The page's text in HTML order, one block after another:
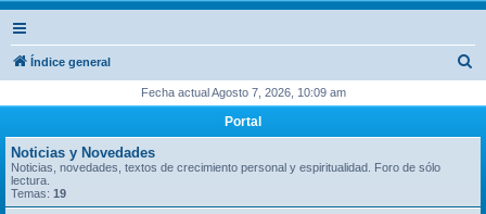
Índice general
c
Fecha actual Agosto 7, 2026, 10:09 am
Portal
Noticias y Novedades
Noticias, novedades, textos de crecimiento personal y espiritualidad. Foro de sólo
lectura.
Temas: 19